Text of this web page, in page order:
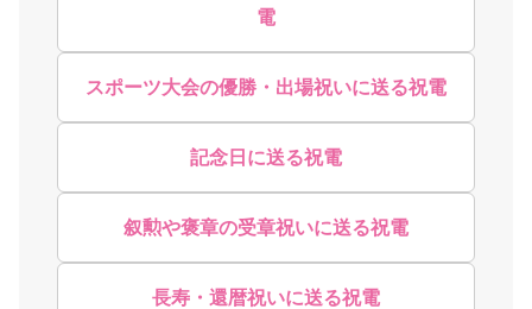
電
スポーツ大会の優勝・出場祝いに送る祝電
記念日に送る祝電
叙勲や褒章の受章祝いに送る祝電
長寿・還暦祝いに送る祝電